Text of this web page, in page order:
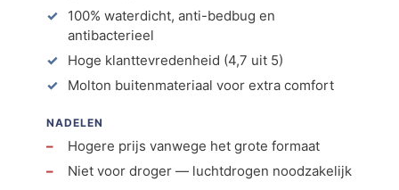
100% waterdicht, anti-bedbug en
antibacterieel
Hoge klanttevredenheid (4,7 uit 5)
Molton buitenmateriaal voor extra comfort
NADELEN
Hogere prijs vanwege het grote formaat
Niet voor droger — luchtdrogen noodzakelijk